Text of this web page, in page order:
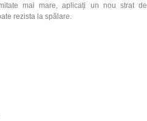
mai mare, aplicați un nou strat de
rezista la spălare.